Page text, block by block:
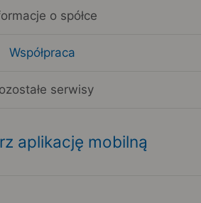
o spółce
Współpraca
serwisy
aplikację mobilną